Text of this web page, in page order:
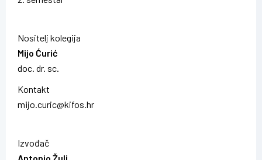
Nositelj kolegija
Mijo Ćurić
doc. dr. sc.
Kontakt
mijo.curic@kifos.hr
Izvođač